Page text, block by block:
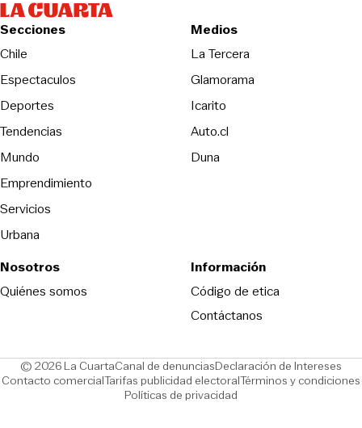
Secciones
Chile
Espectaculos
Deportes
Tendencias
Mundo
Emprendimiento
Servicios
Urbana
Medios
La Tercera
Glamorama
Icarito
Auto.cl
Duna
Nosotros
Quiénes somos
Información
Código de etica
Contáctanos
© 2026 La CuartaCanal de denunciasOpens in new window
Declaración de Intereses
Contacto comercialOpens in new window
Tarifas publicidad electoralOpens in new window
Términos y condiciones
Políticas de privacidad